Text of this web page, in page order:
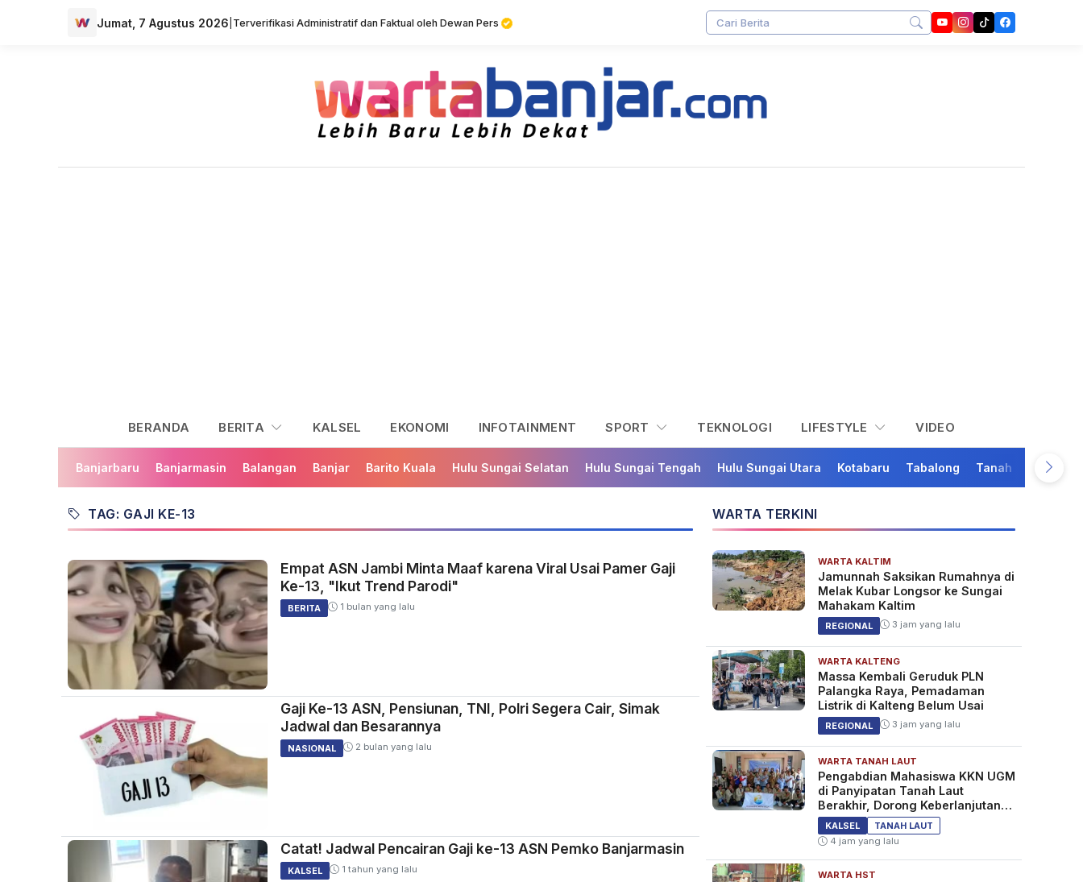
Jumat, 7 Agustus 2026 Terverifikasi Administratif dan Faktual oleh Dewan Pers
BERANDA BERITA KALSEL EKONOMI INFOTAINMENT SPORT TEKNOLOGI LIFESTYLE VIDEO
Banjarbaru Banjarmasin Balangan Banjar Barito Kuala Hulu Sungai Selatan Hulu Sungai Tengah Hulu Sungai Utara Kotabaru Tabalong Tanah Bumbu
TAG: GAJI KE-13
Empat ASN Jambi Minta Maaf karena Viral Usai Pamer Gaji
Ke-13, "Ikut Trend Parodi"
BERITA 1 bulan yang lalu
Gaji Ke-13 ASN, Pensiunan, TNI, Polri Segera Cair, Simak
Jadwal dan Besarannya
NASIONAL 2 bulan yang lalu
Catat! Jadwal Pencairan Gaji ke-13 ASN Pemko Banjarmasin
KALSEL 1 tahun yang lalu
WARTA TERKINI
WARTA KALTIM
Jamunnah Saksikan Rumahnya di
Melak Kubar Longsor ke Sungai
Mahakam Kaltim
REGIONAL 3 jam yang lalu
WARTA KALTENG
Massa Kembali Geruduk PLN
Palangka Raya, Pemadaman
Listrik di Kalteng Belum Usai
REGIONAL 3 jam yang lalu
WARTA TANAH LAUT
Pengabdian Mahasiswa KKN UGM
di Panyipatan Tanah Laut
Berakhir, Dorong Keberlanjutan
Program Masyarakat
KALSEL
TANAH LAUT
4 jam yang lalu
WARTA HST